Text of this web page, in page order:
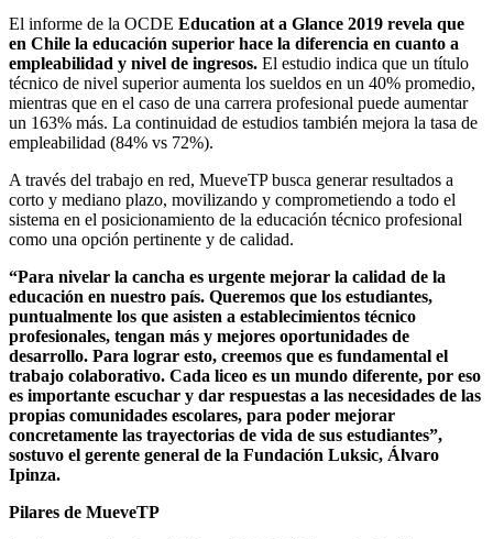
El informe de la OCDE Education at a Glance 2019 revela que
en Chile la educación superior hace la diferencia en cuanto a
empleabilidad y nivel de ingresos. El estudio indica que un título
técnico de nivel superior aumenta los sueldos en un 40% promedio,
mientras que en el caso de una carrera profesional puede aumentar
un 163% más. La continuidad de estudios también mejora la tasa de
empleabilidad (84% vs 72%).
A través del trabajo en red, MueveTP busca generar resultados a
corto y mediano plazo, movilizando y comprometiendo a todo el
sistema en el posicionamiento de la educación técnico profesional
como una opción pertinente y de calidad.
“Para nivelar la cancha es urgente mejorar la calidad de la
educación en nuestro país. Queremos que los estudiantes,
puntualmente los que asisten a establecimientos técnico
profesionales, tengan más y mejores oportunidades de
desarrollo. Para lograr esto, creemos que es fundamental el
trabajo colaborativo. Cada liceo es un mundo diferente, por eso
es importante escuchar y dar respuestas a las necesidades de las
propias comunidades escolares, para poder mejorar
concretamente las trayectorias de vida de sus estudiantes”,
sostuvo el gerente general de la Fundación Luksic, Álvaro
Ipinza.
Pilares de MueveTP